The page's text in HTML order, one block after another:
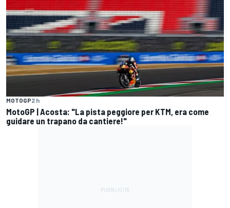
MOTOGP2 h
MotoGP | Acosta: "La pista peggiore per KTM, era come
guidare un trapano da cantiere!"